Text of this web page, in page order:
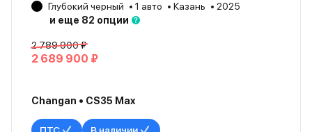
Глубокий черный 1 авто Казань
2025
и еще 82 опции
2 789 900 ₽
2 689 900 ₽
Changan • CS35 Max